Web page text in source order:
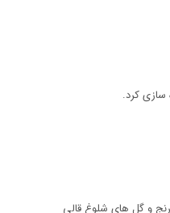
کرد.
و گل های شلوغ قالی